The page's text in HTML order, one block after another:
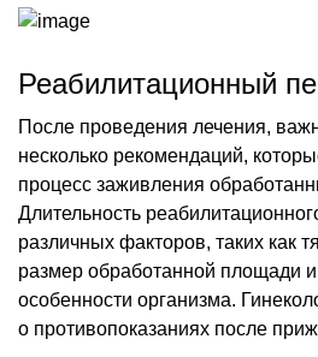
Реабилитационный
После проведения лечения,
несколько рекомендаций,
процесс заживления
Длительность
различных факторов, таких как
размер обработанной площади
особенности организма.
о противопоказаниях после